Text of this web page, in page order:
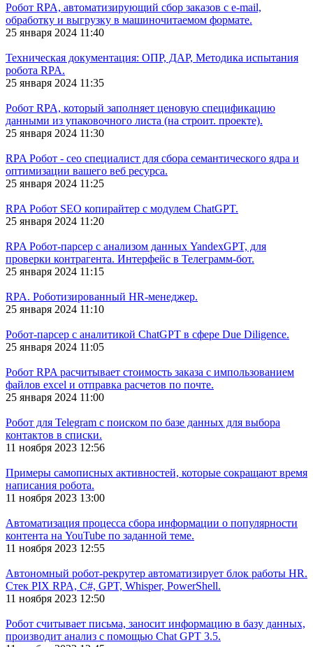
Робот RPA, автоматизирующий сбор заказов с e-mail,
обработку и выгрузку в машиночитаемом формате.
25 января 2024 11:40
Техническая документация: ОПР, ДАР, Методика испытания
робота RPA.
25 января 2024 11:35
Робот RPA, который заполняет ценовую спецификацию
данными из упаковочного листа (на строит. проекте).
25 января 2024 11:30
RPA Робот - сео специалист для сбора семантического ядра и
оптимизации вашего веб ресурса.
25 января 2024 11:25
RPA Робот SEO копирайтер с модулем ChatGPT.
25 января 2024 11:20
RPA Робот-парсер с анализом данных YandexGPT, для
проверки контрагента. Интерфейс в Телеграмм-бот.
25 января 2024 11:15
RPA. Роботизированный HR-менеджер.
25 января 2024 11:10
Робот-парсер с аналитикой ChatGPT в сфере Due Diligence.
25 января 2024 11:05
Робот RPA расчитывает стоимость заказа с импользованием
файлов excel и отправка расчетов по почте.
25 января 2024 11:00
Робот для Telegram с поиском по базе данных для выбора
контактов в списки.
11 ноября 2023 12:56
Примеры самописных активностей, которые сокращают время
написания робота.
11 ноября 2023 13:00
Автоматизация процесса сбора информации о популярности
контента на YouTube по заданной теме.
11 ноября 2023 12:55
Автономный робот-рекрутер автоматизирует блок работы HR.
Стек PIX RPA, C#, GPT, Whisper, PowerShell.
11 ноября 2023 12:50
Робот считывает письма, заносит информацию в базу данных,
производит анализ с помощью Chat GPT 3.5.